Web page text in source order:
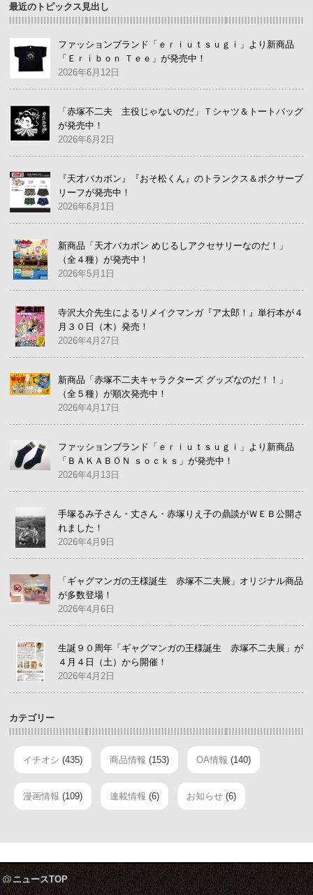
最近のトピックス見出し
ファッションブランド「ｅｒｉｕｔｓｕｇｉ」より新商品
「Ｅｒｉｂｏｎ Ｔｅｅ」が発売中！
2026年6月12日
「赤塚不二夫 主役じゃないのだ」Ｔシャツ＆トートバッグ
が発売中！
2026年6月2日
『天才バカボン』『おそ松くん』のトランクス＆ボクサーブ
リーフが発売中！
2026年6月1日
新商品「天才バカボン めじるしアクセサリーなのだ！」
（全４種）が発売中！
2026年5月1日
寺沢大介先生によるリメイクマンガ『ア太郎！』単行本が４
月３０日（木）発売！
2026年4月27日
新商品「赤塚不二夫キャラクターズ グッズなのだ！！」
（全５種）が順次発売中！
2026年4月17日
ファッションブランド「ｅｒｉｕｔｓｕｇｉ」より新商品
「ＢＡＫＡＢＯＮ ｓｏｃｋｓ」が発売中！
2026年4月13日
手塚るみ子さん・丈さん・赤塚りえ子の鼎談がＷＥＢ公開さ
れました！
2026年4月9日
「ギャグマンガの王様誕生 赤塚不二夫展」オリジナル商品
が多数登場！
2026年4月6日
生誕９０周年「ギャグマンガの王様誕生 赤塚不二夫展」が
４月４日（土）から開催！
2026年4月2日
カテゴリー
イチオシ (435) 商品情報 (153) OA情報 (140)
漫画情報 (109) 連載情報 (6) お知らせ (6)
ニュースTOP